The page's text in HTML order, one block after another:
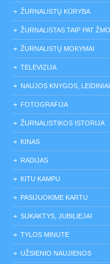
ŽURNALISTŲ KŪRYBA
ŽURNALISTAS TAIP PAT
ŽURNALISTŲ MOKYMAI
TELEVIZIJA
NAUJOS KNYGOS, LEIDINIAI
FOTOGRAFIJA
ŽURNALISTIKOS ISTORIJA
KINAS
RADIJAS
KITU KAMPU
PASIJUOKIME KARTU
SUKAKTYS, JUBILIEJAI
TYLOS MINUTĖ
UŽSIENIO NAUJIENOS